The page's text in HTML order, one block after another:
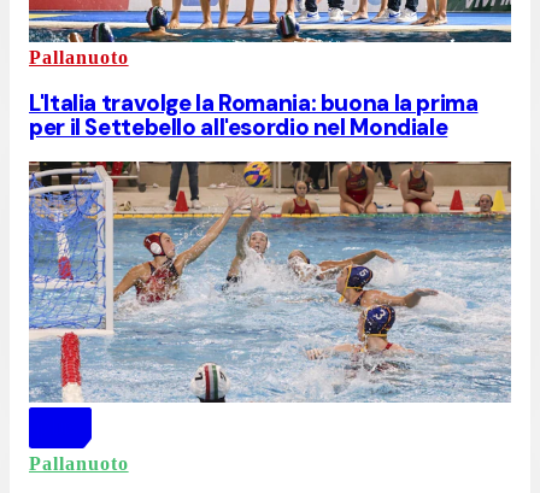
Pallanuoto
L'Italia travolge la Romania: buona la prima
per il Settebello all'esordio nel Mondiale
Pallanuoto